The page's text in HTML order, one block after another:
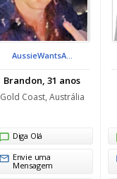
AussieWantsA...
Brandon, 31 anos
Gold Coast, Austrália
Diga Olá
Envie uma
Mensagem